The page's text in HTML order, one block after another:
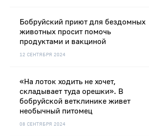
12 СЕНТЯБРЯ 2024
Бобруйский приют для бездомных
животных просит помочь
продуктами и вакциной
08 СЕНТЯБРЯ 2024
«На лоток ходить не хочет,
складывает туда орешки». В
бобруйской ветклинике живет
необычный питомец